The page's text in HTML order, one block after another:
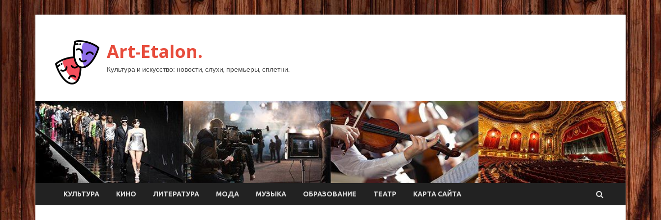
Art-Etalon.
Культура и искусство: новости, слухи, премьеры, сплетни.
КУЛЬТУРА КИНО ЛИТЕРАТУРА МОДА МУЗЫКА ОБРАЗОВАНИЕ ТЕАТР КАРТА САЙТА